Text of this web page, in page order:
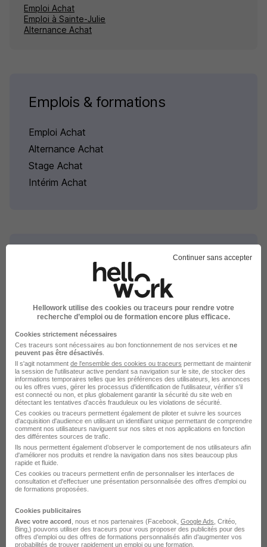
Emploi Achat
Emploi à Sainte-Julie
Alternance Achat
Emplois & formations
Emploi Achat
Alternance Achat
Stage Achat
Intérim Achat
Alternance par domaine à
Sainte-Julie
Alternance Sainte-Julie Recherche
Alternance Sainte-Julie Production
Alternance par métier dans le
domaine Achat à Sainte-Julie
Alternance Sainte-Julie Acheteur
Alternance dans le domaine
Continuer sans accepter
Hellowork utilise des cookies ou traceurs pour rendre votre
recherche d’emploi ou de formation encore plus efficace.
Cookies strictement nécessaires
Ces traceurs sont nécessaires au bon fonctionnement de nos services et ne
peuvent pas être désactivés
Il s'agit notamment de l'ensemble des cookies ou traceurs permettant de maintenir
la session de l'utilisateur active pendant sa navigation sur le site, de stocker des
informations temporaires telles que les préférences des utilisateurs, les annonces
ou les offres vues, gérer les processus d'identification de l'utilisateur, vérifier s'il
est connecté ou non, et plus globalement garantir la sécurité du site web en
détectant les tentatives d'accès frauduleux ou les violations de sécurité.
Ces cookies ou traceurs permettent également de piloter et suivre les sources
d'acquisition d'audience en utilisant un identifiant unique permettant de comprendre
comment nos utilisateurs naviguent sur nos sites et nos applications en fonction
des différentes sources de trafic.
Ils nous permettent également d’observer le comportement de nos utilisateurs afin
d'améliorer nos produits et rendre la navigation dans nos sites beaucoup plus
rapide et fluide.
Ces cookies ou traceurs permettent enfin de personnaliser les interfaces de
consultation et d'effectuer une présentation personnalisée des offres d'emploi ou
de formations proposées.
Cookies publicitaires
Avec votre accord , nous et nos partenaires (Facebook, Google Ads , Critéo,
Bing,) pouvons utiliser des traceurs pour vous proposer des publicités pour des
offres d’emploi ou des offres de formations personnalisés afin d’augmenter vos
probabilités de trouver rapidement un emploi ou une formation.